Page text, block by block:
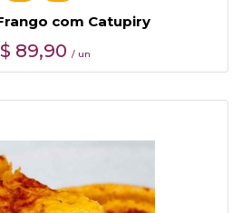
com Catupiry
89,90 / un